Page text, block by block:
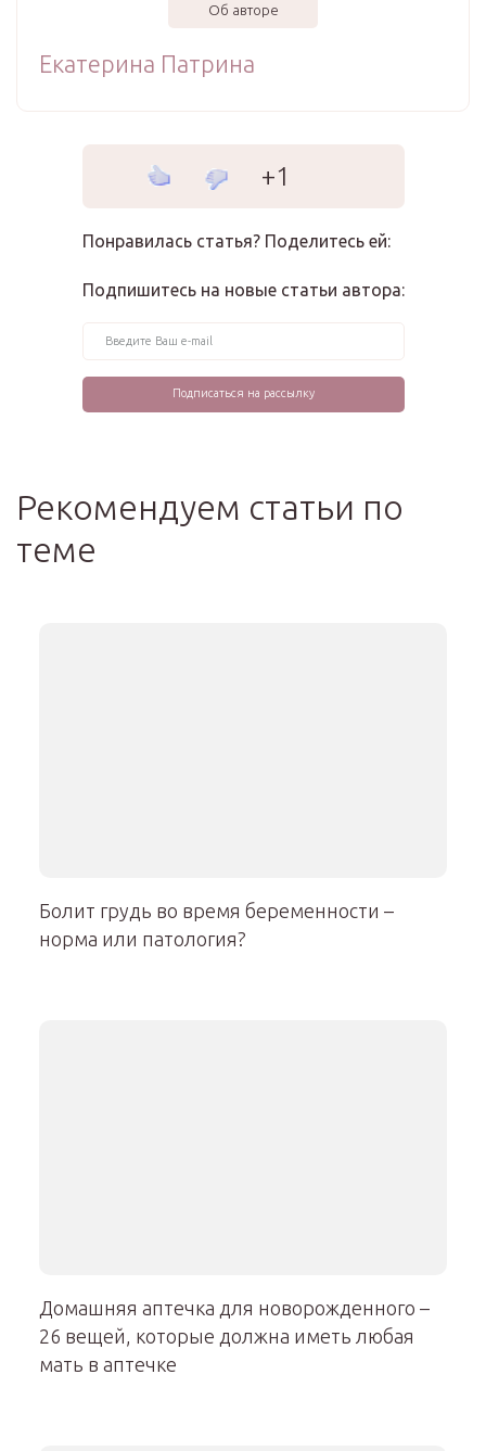
Об авторе
Екатерина Патрина
+1
Понравилась статья? Поделитесь ей:
Подпишитесь на новые статьи автора:
Рекомендуем статьи по
теме
Болит грудь во время беременности –
норма или патология?
Домашняя аптечка для новорожденного –
26 вещей, которые должна иметь любая
мать в аптечке